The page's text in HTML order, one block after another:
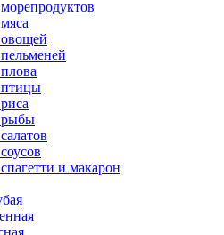
рыбы
и макарон